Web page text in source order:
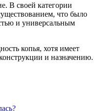
В своей категории
что было
и универсальным
копья, хотя имеет
и назначению.